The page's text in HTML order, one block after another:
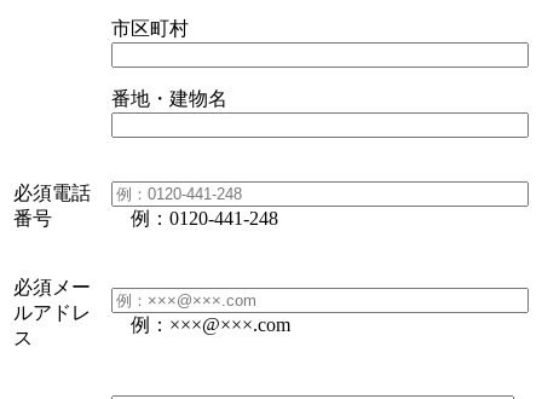
市区町村
番地・建物名
必須電話
番号
例：0120-441-248
必須 メー
ルアドレ
ス
例：×××@×××.com